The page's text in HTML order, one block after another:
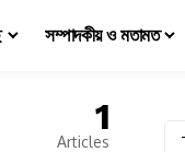
সম্পাদকীয় ও মতামত
1
Articles